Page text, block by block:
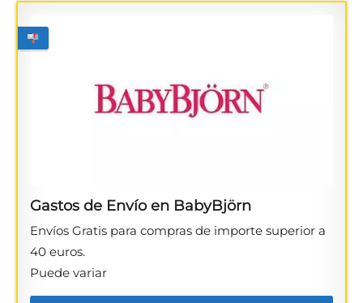
Gastos de Envío en BabyBjörn
Envíos Gratis para compras de importe superior a
40 euros.
Puede variar